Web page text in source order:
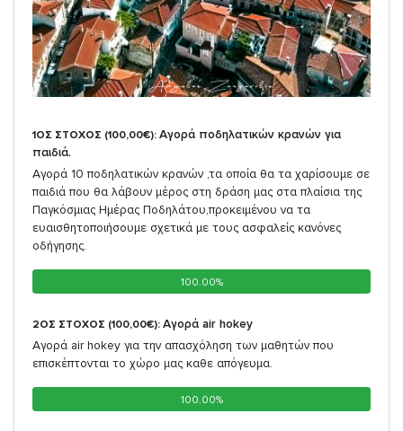
1ΟΣ ΣΤΟΧΟΣ (100,00€): Αγορά ποδηλατικών κρανών για
παιδιά.
Αγορά 10 ποδηλατικών κρανών ,τα οποία θα τα χαρίσουμε σε
παιδιά που θα λάβουν μέρος στη δράση μας στα πλαίσια της
Παγκόσμιας Ημέρας Ποδηλάτου,προκειμένου να τα
ευαισθητοποιήσουμε σχετικά με τους ασφαλείς κανόνες
οδήγησης.
100.00%
100.00%
2ΟΣ ΣΤΟΧΟΣ (100,00€): Αγορά air hokey
Αγορά air hokey για την απασχόληση των μαθητών που
επισκέπτονται το χώρο μας καθε απόγευμα.
100.00%
100.00%